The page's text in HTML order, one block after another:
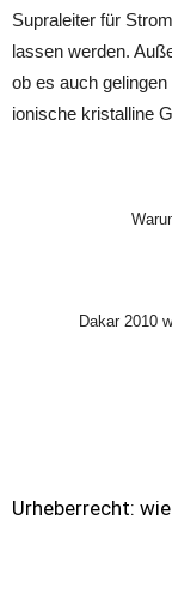
Supraleiter für
lassen werden.
ob es auch
ionische kristalline
Dakar 2010
Urheberrecht: